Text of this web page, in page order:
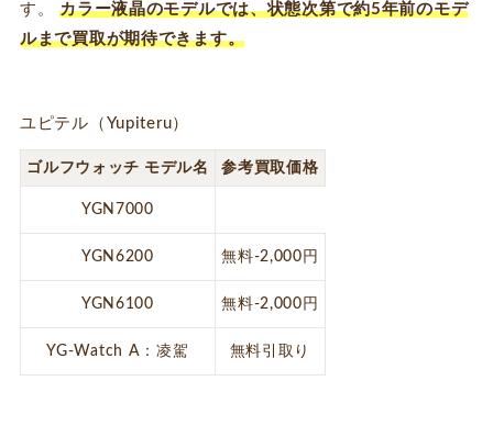
す。カラー液晶のモデルでは、状態次第で約5年前のモデ
ルまで買取が期待できます。
ユピテル（Yupiteru）
ゴルフウォッチ モデル名 参考買取価格
YGN7000
YGN6200 無料-2,000円
YGN6100 無料-2,000円
YG-Watch A：凌駕 無料引取り